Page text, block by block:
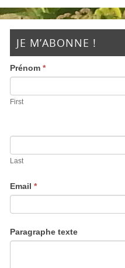
JE M’ABONNE !
Prénom*
First
Last
Email*
Paragraphe texte